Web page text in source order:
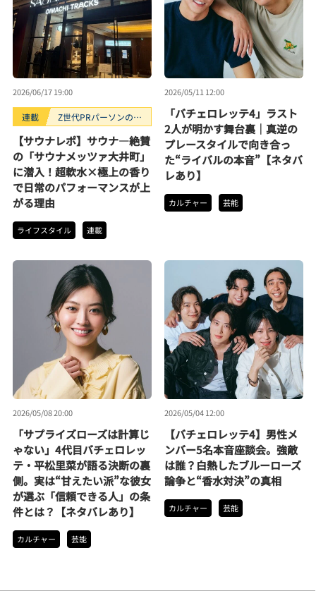
2026/06/17 19:00
連載
Z世代PRパーソンのキ
【サウナレポ】サウナ―絶賛
の「サウナメッツァ大井町」
に潜入！超軟水×極上の香り
で日常のパフォーマンスが上
がる理由
ライフスタイル 連載
2026/05/11 12:00
「バチェロレッテ4」ラスト
2人が明かす舞台裏｜真逆の
プレースタイルで向き合っ
た“ライバルの本音”【ネタバ
レあり】
カルチャー 芸能
2026/05/08 20:00
「サプライズローズは計算じ
ゃない」4代目バチェロレッ
テ・平松里菜が語る決断の裏
側。実は“甘えたい派”な彼女
が選ぶ「信頼できる人」の条
件とは？【ネタバレあり】
カルチャー 芸能
2026/05/04 12:00
【バチェロレッテ4】男性メ
ンバー5名本音座談会。強敵
は誰？白熱したブルーローズ
論争と“香水対決”の真相
カルチャー 芸能